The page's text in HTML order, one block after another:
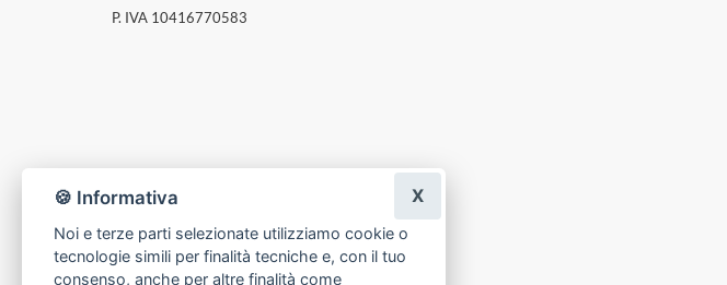
P. IVA 10416770583
🍪 Informativa
Noi e terze parti selezionate utilizziamo cookie o
tecnologie simili per finalità tecniche e, con il tuo
consenso, anche per altre finalità come
X